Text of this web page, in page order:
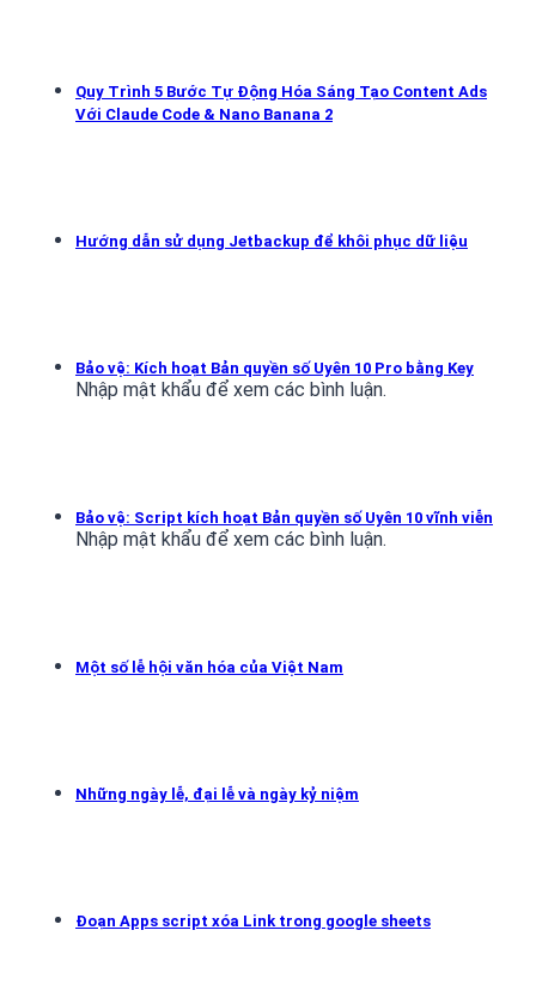
Quy Trình 5 Bước Tự Động Hóa Sáng Tạo Content Ads
Với Claude Code & Nano Banana 2
Hướng dẫn sử dụng Jetbackup để khôi phục dữ liệu
Bảo vệ: Kích hoạt Bản quyền số Uyên 10 Pro bằng Key
Nhập mật khẩu để xem các bình luận.
Bảo vệ: Script kích hoạt Bản quyền số Uyên 10 vĩnh viễn
Nhập mật khẩu để xem các bình luận.
Một số lễ hội văn hóa của Việt Nam
Những ngày lễ, đại lễ và ngày kỷ niệm
Đoạn Apps script xóa Link trong google sheets